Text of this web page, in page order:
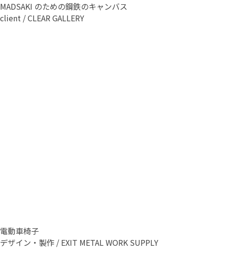
MADSAKI のための鋼鉄のキャンバス
client / CLEAR GALLERY
電動車椅子
デザイン・製作 / EXIT METAL WORK SUPPLY